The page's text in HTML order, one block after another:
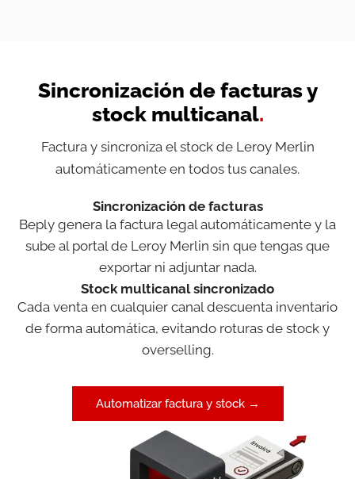
Sincronización de facturas y
stock multicanal.
Factura y sincroniza el stock de Leroy Merlin
automáticamente en todos tus canales.
Sincronización de facturas
Beply genera la factura legal automáticamente y la
sube al portal de Leroy Merlin sin que tengas que
exportar ni adjuntar nada.
Stock multicanal sincronizado
Cada venta en cualquier canal descuenta inventario
de forma automática, evitando roturas de stock y
overselling.
Automatizar factura y stock →